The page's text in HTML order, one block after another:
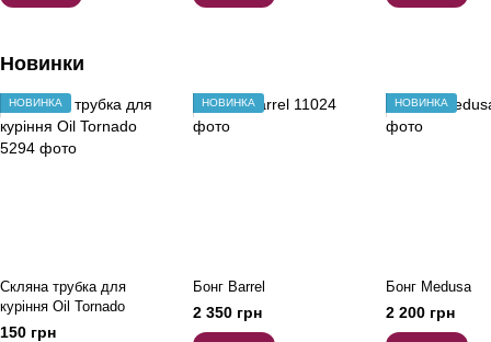
Новинки
НОВИНКА
Скляна трубка для
куріння Oil Tornado
150 грн
НОВИНКА
Бонг Barrel
2 350 грн
НОВИНКА
Бонг Medusa
2 200 грн